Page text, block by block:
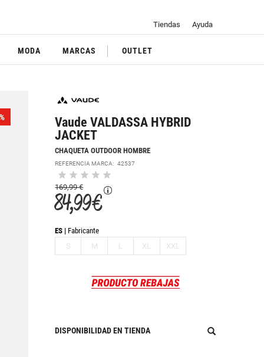
Tiendas Ayuda
MODA MARCAS OUTLET
Vaude VALDASSA HYBRID
JACKET
CHAQUETA OUTDOOR HOMBRE
REFERENCIA MARCA:42537
169,99 €
84,99 €
ES
Fabricante
S
M L XL XXL
DISPONIBILIDAD EN TIENDA
%